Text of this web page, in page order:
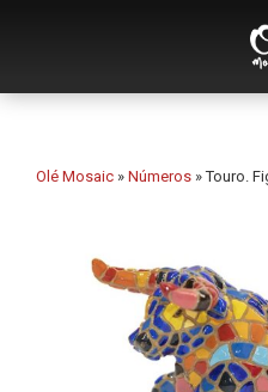
Quem somos
Abridores
Chávenas
Olé Mosaic » Números »Touro.